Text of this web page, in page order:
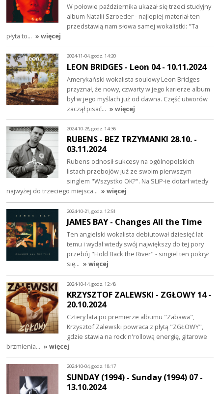
W połowie października ukazał się trzeci studyjny
album Natalii Szroeder - najlepiej materiał ten
przedstawią nam słowa samej wokalistki: "Ta
płyta to… » więcej
2024-11-04, godz. 14:20
LEON BRIDGES - Leon 04 - 10.11.2024
Amerykański wokalista soulowy Leon Bridges
przyznał, że nowy, czwarty w jego karierze album
był w jego myślach już od dawna. Część utworów
zaczął pisać… » więcej
2024-10-28, godz. 14:36
RUBENS - BEZ TRZYMANKI 28.10. -
03.11.2024
Rubens odnosił sukcesy na ogólnopolskich
listach przebojów już ze swoim pierwszym
singlem "Wszystko OK?". Na SLiP-ie dotarł wtedy
najwyżej do trzeciego miejsca… » więcej
2024-10-21, godz. 12:51
JAMES BAY - Changes All the Time
Ten angielski wokalista debiutował dziesięć lat
temu i wydał wtedy swój największy do tej pory
przebój "Hold Back the River" - singiel ten pokrył
się… » więcej
2024-10-14, godz. 12:48
KRZYSZTOF ZALEWSKI - ZGŁOWY 14 -
20.10.2024
Cztery lata po premierze albumu "Zabawa",
Krzysztof Zalewski powraca z płytą "ZGŁOWY",
gdzie stawia na rock'n'rollową energię, gitarowe
brzmienia… » więcej
2024-10-04, godz. 18:17
SUNDAY (1994) - Sunday (1994) 07 -
13.10.2024